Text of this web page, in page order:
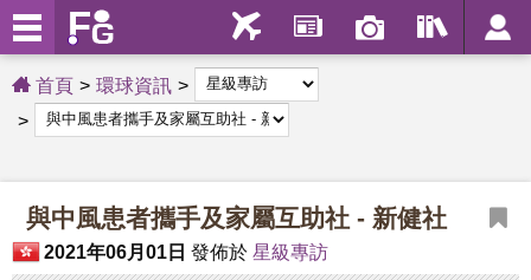
首頁 環球資訊
與中風患者攜手及家屬互助社 - 新健社
2021年06月01日 發佈於 星級專訪